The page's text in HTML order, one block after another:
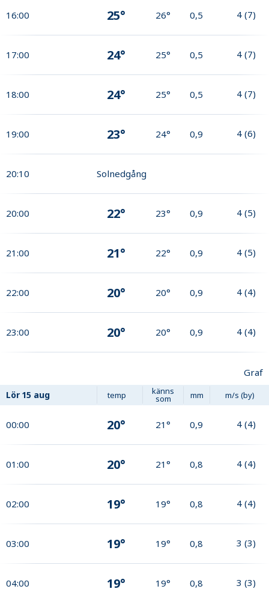
16:00 25° 26° 0,5 4 (7)
17:00 24° 25° 0,5 4 (7)
18:00 24° 25° 0,5 4 (7)
19:00 23° 24° 0,9 4 (6)
20:10 Solnedgång
20:00 22° 23° 0,9 4 (5)
21:00 21° 22° 0,9 4 (5)
22:00 20° 20° 0,9 4 (4)
23:00 20° 20° 0,9 4 (4)
Graf
Lör 15 aug temp känns
som mm m/s (by)
00:00 20° 21° 0,9 4 (4)
01:00 20° 21° 0,8 4 (4)
02:00 19° 19° 0,8 4 (4)
03:00 19° 19° 0,8 3 (3)
04:00 19° 19° 0,8 3 (3)